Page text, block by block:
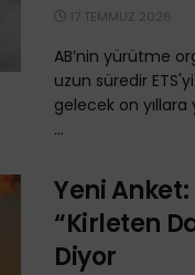
17 TEMMUZ 2026
AB’nin yürütme
uzun süredir
gelecek on
...
Yeni Anket:
“Kirleten
Diyor